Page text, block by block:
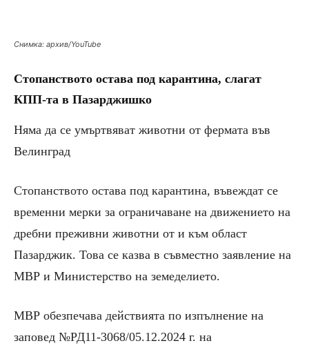
Снимка: архив/YouTube
Стопанството остава под карантина, слагат
КПП-та в Пазарджишко
Няма да се умъртвяват животни от фермата във
Велинград
Стопанството остава под карантина, въвеждат се
временни мерки за ограничаване на движението на
дребни преживни животни от и към област
Пазарджик. Това се казва в съвместно заявление на
МВР и Министерство на земеделието.
МВР обезпечава действията по изпълнение на
заповед №РД11-3068/05.12.2024 г. на